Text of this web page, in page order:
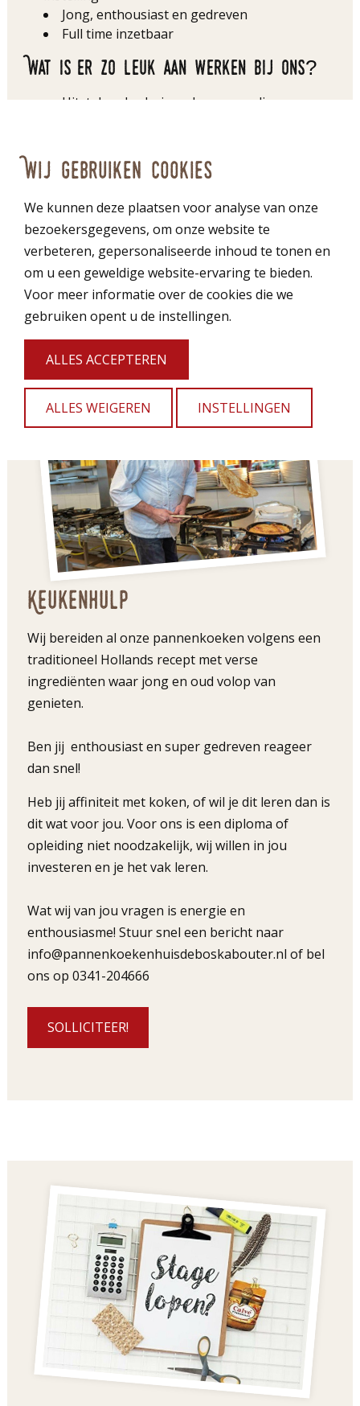
Jong, enthousiast en gedreven
Full time inzetbaar
Wat is er zo leuk aan werken bij ons?
Uitstekend salaris en bonusregeling
initiatief wordt gewaardeerd
SOLLICITEER!
Keukenhulp
Wij bereiden al onze pannenkoeken volgens een
traditioneel Hollands recept met verse
ingrediënten waar jong en oud volop van
genieten.
Ben jij enthousiast en super gedreven reageer
dan snel!
Heb jij affiniteit met koken, of wil je dit leren dan is
dit wat voor jou. Voor ons is een diploma of
opleiding niet noodzakelijk, wij willen in jou
investeren en je het vak leren.
Wat wij van jou vragen is energie en
enthousiasme! Stuur snel een bericht naar
info@pannenkoekenhuisdeboskabouter.nl of bel
ons op 0341-204666
SOLLICITEER!
Wij gebruiken cookies
We kunnen deze plaatsen voor analyse van onze
bezoekersgegevens, om onze website te
verbeteren, gepersonaliseerde inhoud te tonen en
om u een geweldige website-ervaring te bieden.
Voor meer informatie over de cookies die we
gebruiken opent u de instellingen.
ALLES ACCEPTEREN
ALLES WEIGEREN INSTELLINGEN